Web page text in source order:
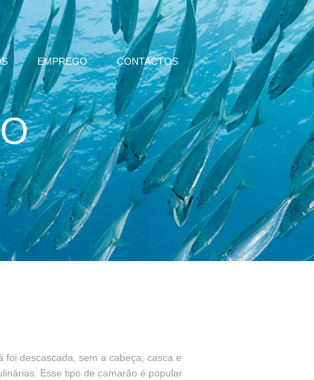
EMPREGO CONTACTOS
descascada, sem a cabeça, casca e
Esse tipo de camarão é popular